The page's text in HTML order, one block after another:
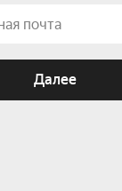
Далее